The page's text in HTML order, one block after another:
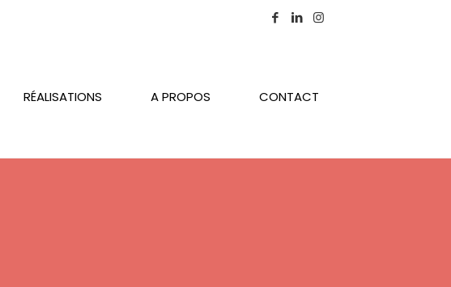
RÉALISATIONS A PROPOS CONTACT